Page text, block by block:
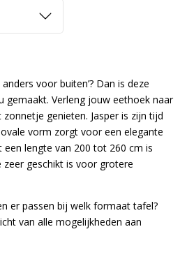
voor buiten’? Dan is deze
gemaakt. Verleng jouw eethoek naar
genieten. Jasper is zijn tijd
vorm zorgt voor een elegante
lengte van 200 tot 260 cm is
zeer geschikt is voor grotere
er passen bij welk formaat tafel?
van alle mogelijkheden aan